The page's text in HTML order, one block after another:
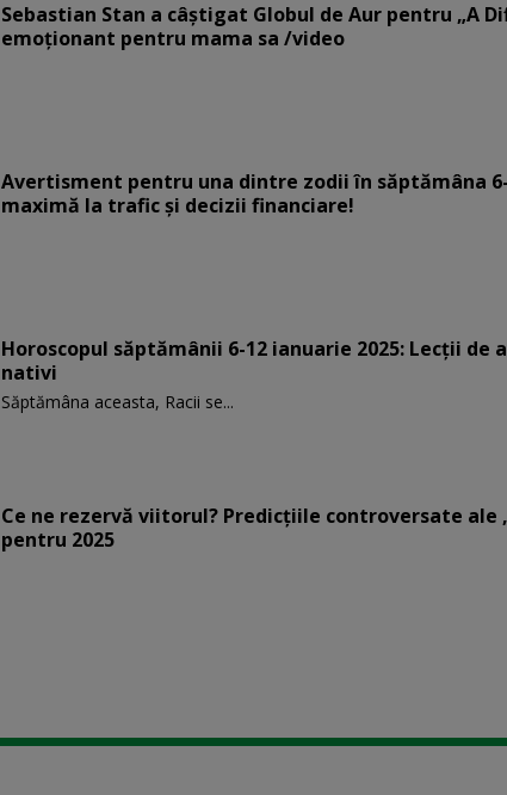
Sebastian Stan a câștigat Globul de Aur pentru „A
emoționant pentru mama sa /video
Avertisment pentru una dintre zodii în săptămâna
maximă la trafic și decizii financiare!
Horoscopul săptămânii 6-12 ianuarie 2025: Lecții
nativi
Săptămâna aceasta, Racii se...
Ce ne rezervă viitorul? Predicțiile controversate ale
pentru 2025